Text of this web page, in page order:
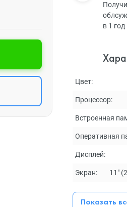
в 1 год
Цвет:
Процессор:
Встроенная
Оперативная
Дисплей:
Экран: 11"
Показать